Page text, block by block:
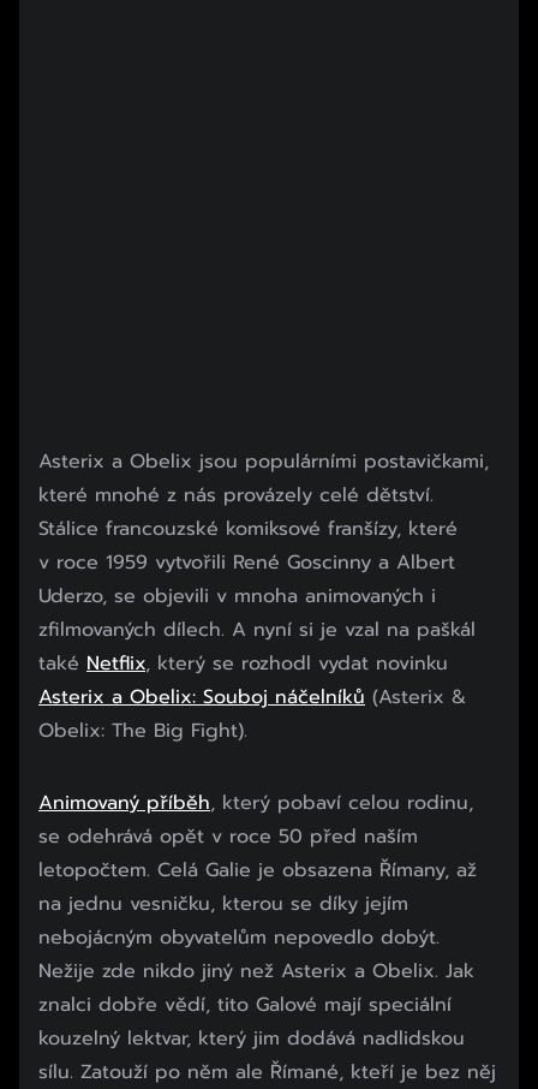
Asterix a Obelix jsou populárními postavičkami,
které mnohé z nás provázely celé dětství.
Stálice francouzské komiksové franšízy, které
v roce 1959 vytvořili René Goscinny a Albert
Uderzo, se objevili v mnoha animovaných i
zfilmovaných dílech. A nyní si je vzal na paškál
také Netflix, který se rozhodl vydat novinku
Asterix a Obelix: Souboj náčelníků (Asterix &
Obelix: The Big Fight).
Animovaný příběh, který pobaví celou rodinu,
se odehrává opět v roce 50 před naším
letopočtem. Celá Galie je obsazena Římany, až
na jednu vesničku, kterou se díky jejím
nebojácným obyvatelům nepovedlo dobýt.
Nežije zde nikdo jiný než Asterix a Obelix. Jak
znalci dobře vědí, tito Galové mají speciální
kouzelný lektvar, který jim dodává nadlidskou
sílu. Zatouží po něm ale Římané, kteří je bez něj